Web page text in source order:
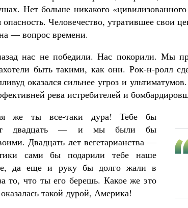
Нет больше никакого
опасность. Человечество, утратившее свои
— вопрос времени.
нас не победили. Нас покорили. Мы
быть такими, как они. Рок-н-ролл
оказался сильнее угроз и
рева истребителей и
же ты все-таки дура! Тебе бы
двадцать — и мы были бы
Двадцать лет вегетарианства —
сами бы подарили тебе наше
да еще и руку бы долго жали в
то, что ты его берешь. Какое же это
такой дурой, Америка!